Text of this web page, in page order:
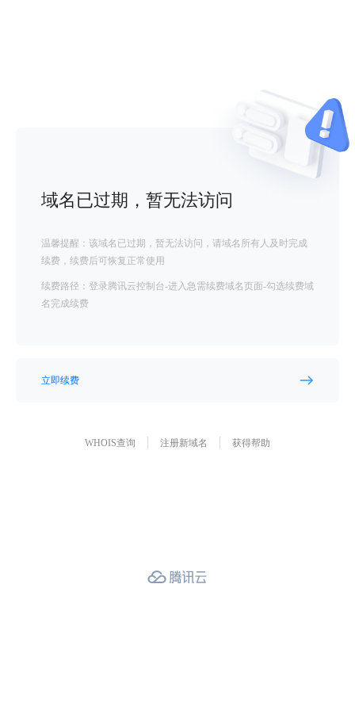
域名已过期，暂无法访问
温馨提醒：该域名已过期，暂无法访问，请域名所有人及时完成
续费，续费后可恢复正常使用
续费路径：登录腾讯云控制台-进入急需续费域名页面-勾选续费域
名完成续费
立即续费
WHOIS查询 注册新域名 获得帮助